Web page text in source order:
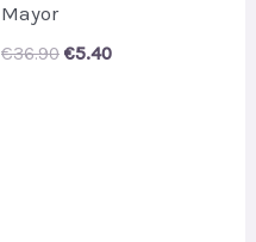
Mayor
€36.90 Original
€5.40Current